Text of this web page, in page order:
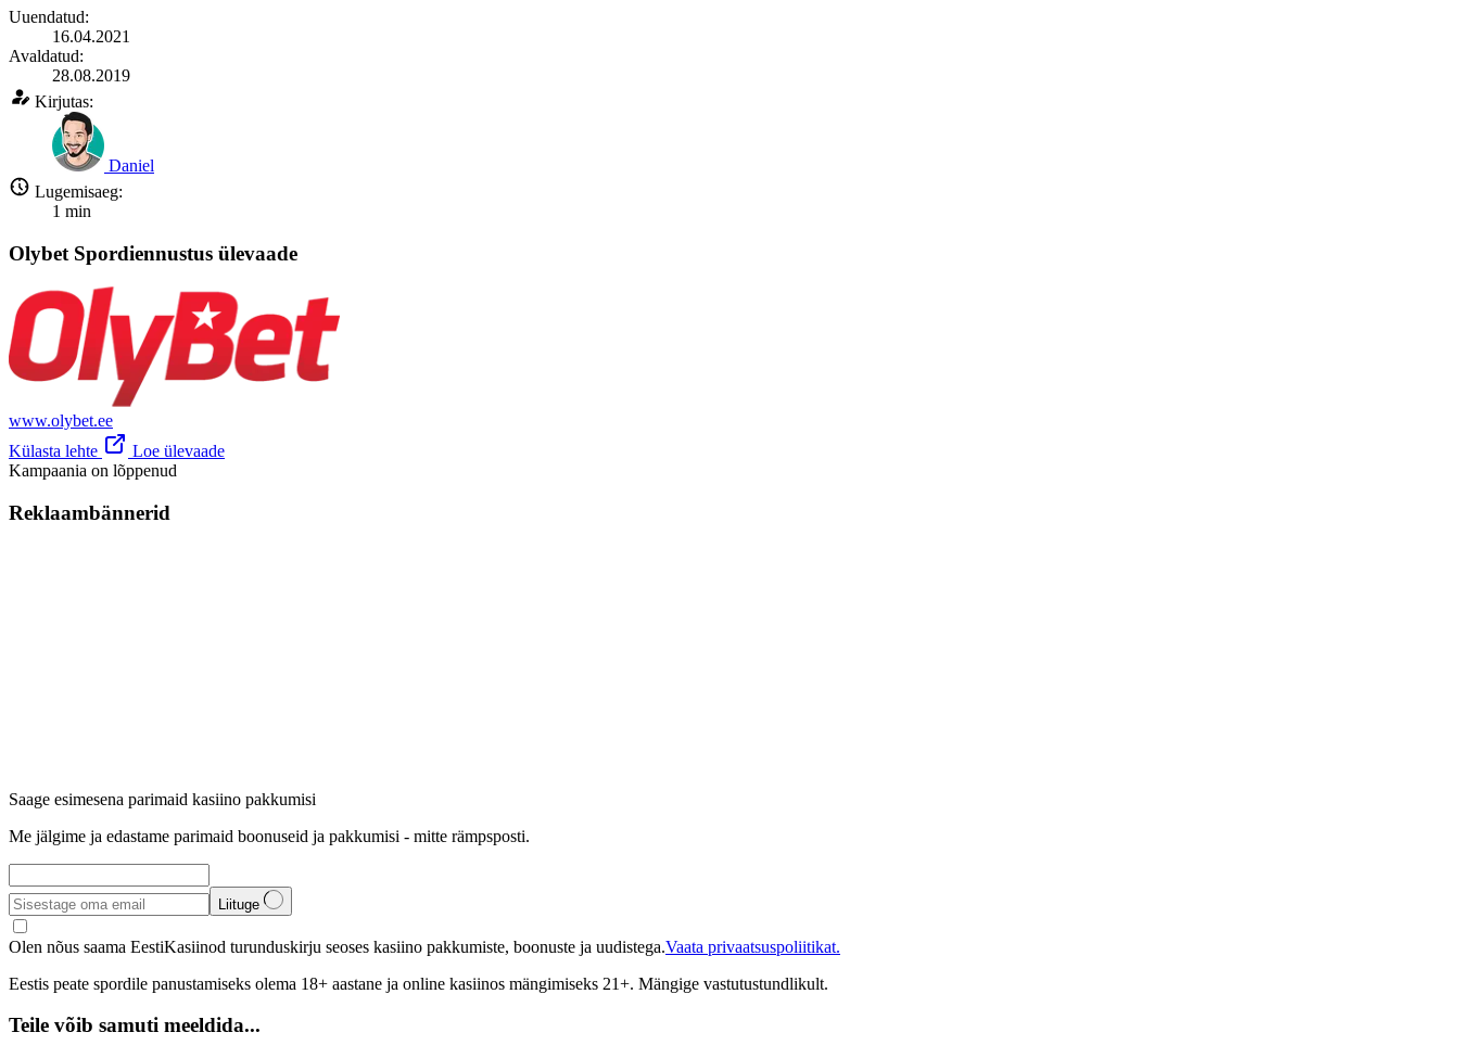
Uuendatud:
16.04.2021
Avaldatud:
28.08.2019
Kirjutas:
Daniel
Lugemisaeg:
1 min
Olybet Spordiennustus ülevaade
www.olybet.ee
Külasta lehte
Loe ülevaade
Kampaania on lõppenud
Reklaambännerid
Saage esimesena parimaid kasiino pakkumisi
Me jälgime ja edastame parimaid boonuseid ja pakkumisi - mitte rämpsposti.
Liituge
Olen nõus saama EestiKasiinod turunduskirju seoses kasiino pakkumiste, boonuste ja uudistega.Vaata privaatsuspoliitikat.
Eestis peate spordile panustamiseks olema 18+ aastane ja online kasiinos mängimiseks 21+. Mängige vastutustundlikult.
Teile võib samuti meeldida...